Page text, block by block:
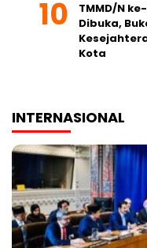
TMMD/N
Dibuka,
Kota
INTERNASIONAL